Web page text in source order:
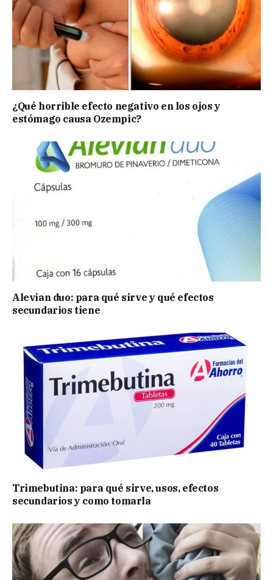
¿Qué horrible efecto negativo en los ojos y
estómago causa Ozempic?
Alevian duo: para qué sirve y qué efectos
secundarios tiene
Trimebutina: para qué sirve, usos, efectos
secundarios y como tomarla